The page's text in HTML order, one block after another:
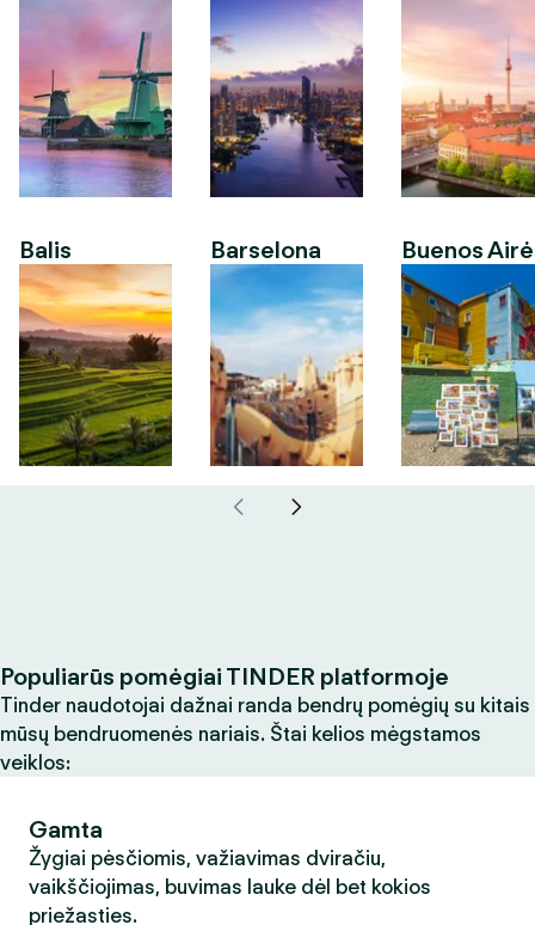
Balis Barselona Buenos
Populiarūs pomėgiai TINDER platformoje
Tinder naudotojai dažnai randa bendrų pomėgių su kitais
mūsų bendruomenės nariais. Štai kelios mėgstamos
veiklos:
Gamta
Žygiai pėsčiomis, važiavimas dviračiu,
vaikščiojimas, buvimas lauke dėl bet kokios
priežasties.